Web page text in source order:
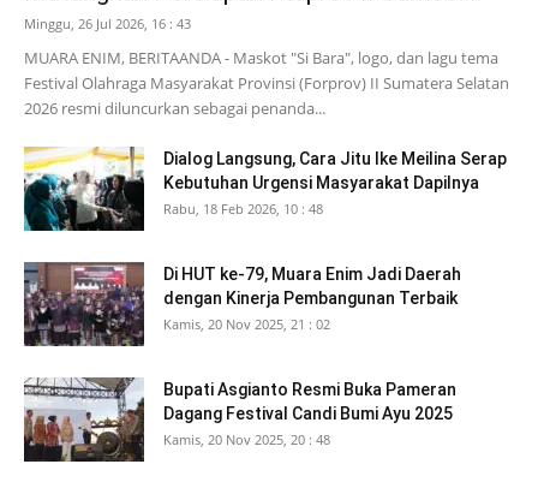
Minggu, 26 Jul 2026, 16 : 43
MUARA ENIM, BERITAANDA - Maskot "Si Bara", logo, dan lagu tema
Festival Olahraga Masyarakat Provinsi (Forprov) II Sumatera Selatan
2026 resmi diluncurkan sebagai penanda...
Dialog Langsung, Cara Jitu Ike Meilina Serap
Kebutuhan Urgensi Masyarakat Dapilnya
Rabu, 18 Feb 2026, 10 : 48
Di HUT ke-79, Muara Enim Jadi Daerah
dengan Kinerja Pembangunan Terbaik
Kamis, 20 Nov 2025, 21 : 02
Bupati Asgianto Resmi Buka Pameran
Dagang Festival Candi Bumi Ayu 2025
Kamis, 20 Nov 2025, 20 : 48